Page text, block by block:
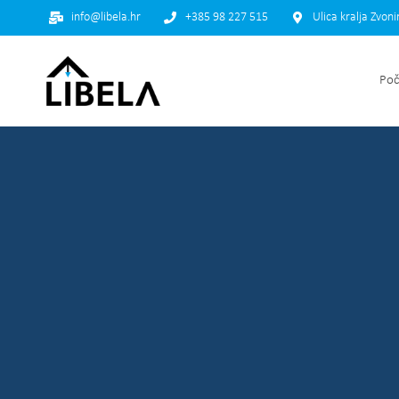
info@libela.hr +385 98 227 515 Ulica kralja